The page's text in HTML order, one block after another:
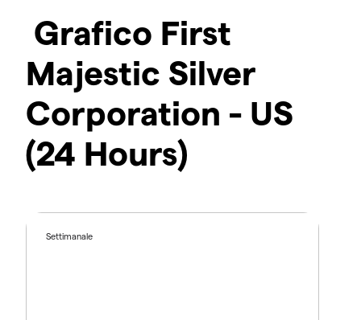
Grafico First
Majestic Silver
Corporation - US
(24 Hours)
Settimanale